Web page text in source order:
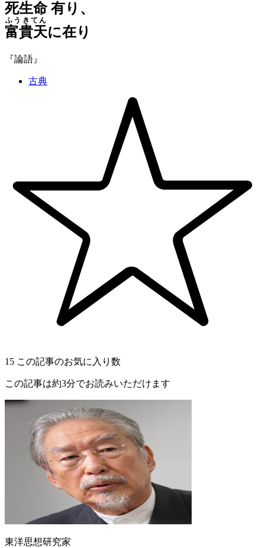
死生命 有り、
富貴天
ふうきてん
に在り
『論語』
古典
15 この記事のお気に入り数
この記事は約3分でお読みいただけます
東洋思想研究家